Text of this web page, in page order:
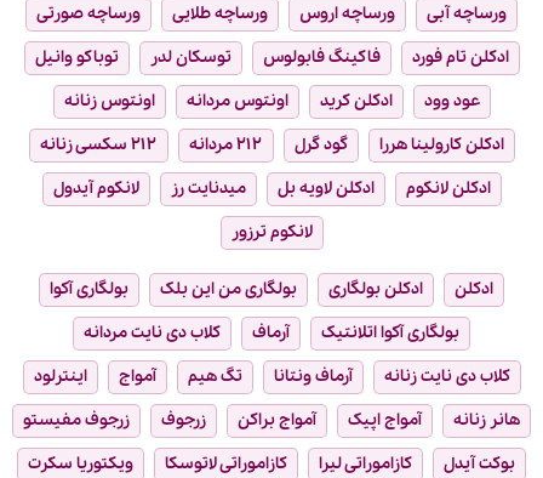
ورساچه آبی
ورساچه اروس ورساچه طلایی
ورساچه صورتی
ادکلن تام فورد
فاکینگ فابولوس توسکان لدر
توباکو وانیل
عود وود
ادکلن کرید اونتوس مردانه
اونتوس زنانه
ادکلن کارولینا هررا
گود گرل ۲۱۲ مردانه
۲۱۲ سکسی زنانه
ادکلن لانکوم
ادکلن لاویه بل میدنایت رز
لانکوم آیدول
لانکوم ترزور
ادکلن ادکلن بولگاری بولگاری من این بلک
بولگاری آکوا
بولگاری آکوا اتلانتیک
آرماف
کلاب دی نایت مردانه
کلاب دی نایت زنانه
آرماف ونتانا تگ هیم آمواج
اینترلود
هانر زنانه
آمواج اپیک آمواج براکن زرجوف
زرجوف مفیستو
بوکت آیدل
کازاموراتی لیرا کازاموراتی لاتوسکا
ویکتوریا سکرت